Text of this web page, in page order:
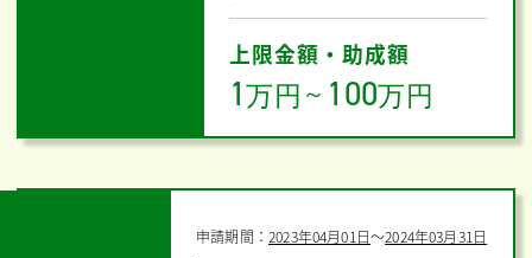
上限金額・助成額
1万円 ～ 100万円
申請期間：2023年04月01日〜2024年03月31日